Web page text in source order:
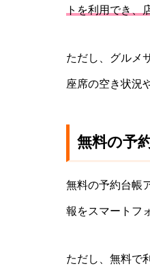
トを利用でき、
ただし、グルメ
座席の空き状況
無料の予
無料の予約台帳
報をスマートフ
ただし、無料で